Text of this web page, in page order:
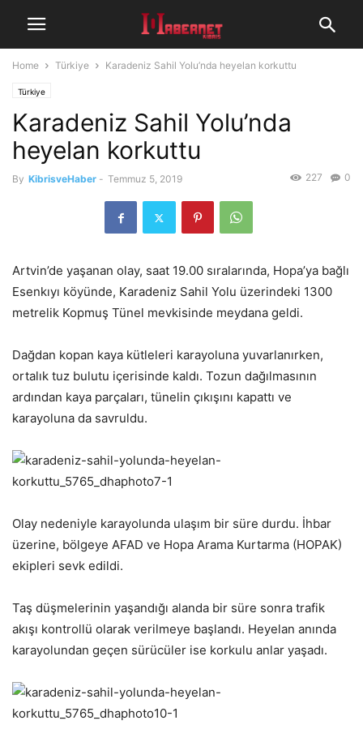
Home Türkiye Karadeniz Sahil Yolu’nda heyelan korkuttu
Türkiye
Karadeniz Sahil Yolu’nda
heyelan korkuttu
By KibrisveHaber - Temmuz 5, 2019 0
227
Artvin’de yaşanan olay, saat 19.00 sıralarında, Hopa’ya bağlı
Esenkıyı köyünde, Karadeniz Sahil Yolu üzerindeki 1300
metrelik Kopmuş Tünel mevkisinde meydana geldi.
Dağdan kopan kaya kütleleri karayoluna yuvarlanırken,
ortalık tuz bulutu içerisinde kaldı. Tozun dağılmasının
ardından kaya parçaları, tünelin çıkışını kapattı ve
karayoluna da savruldu.
Olay nedeniyle karayolunda ulaşım bir süre durdu. İhbar
üzerine, bölgeye AFAD ve Hopa Arama Kurtarma (HOPAK)
ekipleri sevk edildi.
Taş düşmelerinin yaşandığı alanda bir süre sonra trafik
akışı kontrollü olarak verilmeye başlandı. Heyelan anında
karayolundan geçen sürücüler ise korkulu anlar yaşadı.